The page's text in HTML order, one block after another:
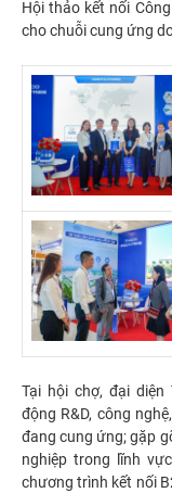
Hội thảo kết nối
cho chuỗi cung ứng
Tại hội chợ, đại diện
động R&D, công
đang cung ứng; gặp
nghiệp trong lĩnh
chương trình kết nối